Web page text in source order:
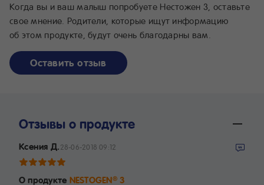
Когда вы и ваш малыш попробуете Нестожен 3, оставьте
свое мнение. Родители, которые ищут информацию
об этом продукте, будут очень благодарны вам.
Оставить отзыв
Отзывы о продукте
Ксения Д.28-06-2018 09:12
О продукте NESTOGEN®3